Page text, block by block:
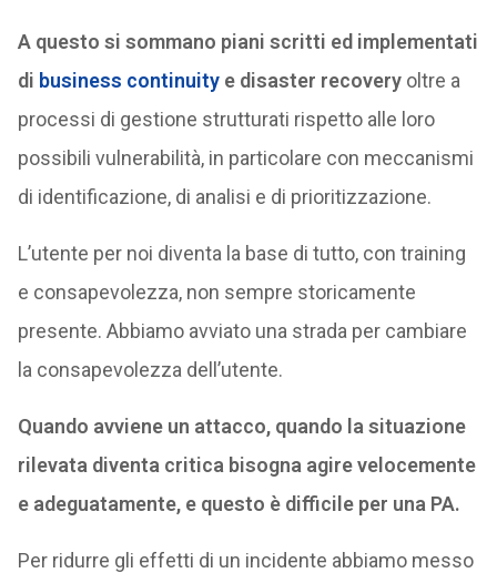
A questo si sommano piani scritti ed implementati
di business continuitye disaster recoveryoltre a
processi di gestione strutturati rispetto alle loro
possibili vulnerabilità, in particolare con meccanismi
di identificazione, di analisi e di prioritizzazione.
L’utente per noi diventa la base di tutto, con training
e consapevolezza, non sempre storicamente
presente. Abbiamo avviato una strada per cambiare
la consapevolezza dell’utente.
Quando avviene un attacco, quando la situazione
rilevata diventa critica bisogna agire velocemente
e adeguatamente, e questo è difficile per una PA.
Per ridurre gli effetti di un incidente abbiamo messo